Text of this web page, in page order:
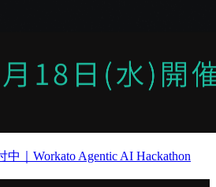
中｜Workato Agentic AI Hackathon